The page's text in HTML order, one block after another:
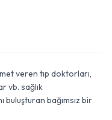
veren tıp doktorları,
vb. sağlık
buluşturan bağımsız bir